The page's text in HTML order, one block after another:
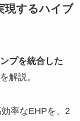
現するハイブ
プを統合した
解説。
率なEHPを、2